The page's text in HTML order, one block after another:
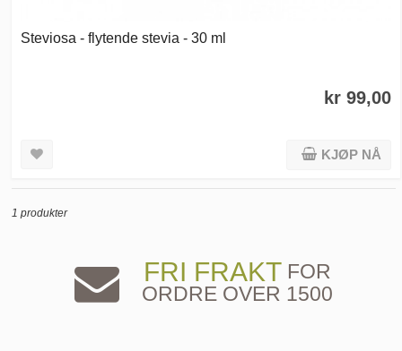
Steviosa - flytende stevia - 30 ml
kr 99,00
KJØP NÅ
1 produkter
FRI FRAKTFOR
ORDRE OVER 1500